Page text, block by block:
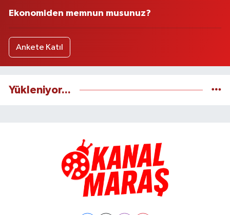
Ekonomiden memnun musunuz?
Ankete Katıl
Yükleniyor...